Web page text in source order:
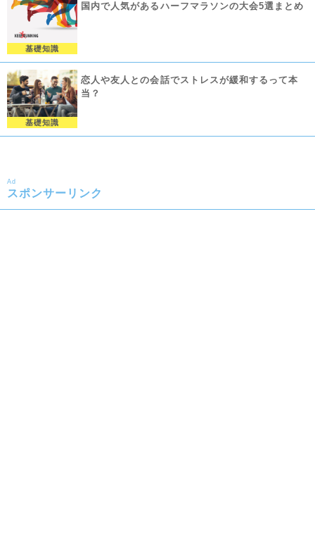
基礎知識
国内で人気があるハーフマラソンの大会5選まとめ
基礎知識
恋人や友人との会話でストレスが緩和するって本
当？
Ad
スポンサーリンク